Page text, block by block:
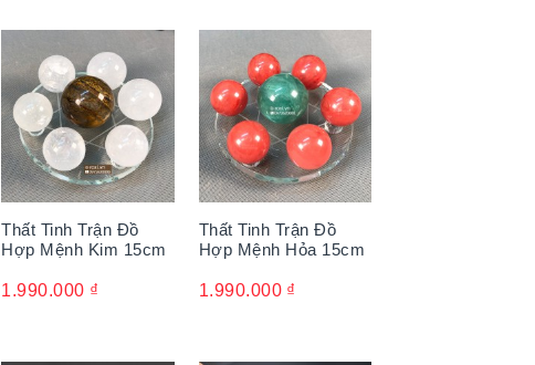
Thất Tinh Trận Đồ
Hợp Mệnh Kim 15cm
1.990.000 ₫
Thất Tinh Trận Đồ
Hợp Mệnh Hỏa 15cm
1.990.000 ₫